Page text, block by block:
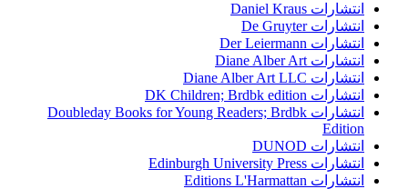
انتشارات Daniel Kraus
انتشارات De Gruyter
انتشارات Der Leiermann
انتشارات Diane Alber Art
انتشارات Diane Alber Art LLC
انتشارات DK Children; Brdbk edition
انتشارات Doubleday Books for Young Readers; Brdbk
Edition
انتشارات DUNOD
انتشارات Edinburgh University Press
انتشارات Editions L'Harmattan